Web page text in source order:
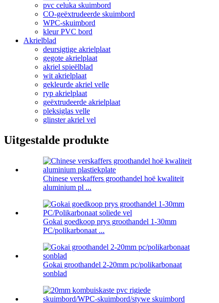
pvc celuka skuimbord
CO-geëxtrudeerde skuimbord
WPC-skuimbord
kleur PVC bord
Akrielblad
deursigtige akrielplaat
gegote akrielplaat
akriel spieëlblad
wit akrielplaat
gekleurde akriel velle
ryp akrielplaat
geëxtrudeerde akrielplaat
pleksiglas velle
glinster akriel vel
Uitgestalde produkte
Chinese verskaffers groothandel hoë kwaliteit
aluminium pl ...
Gokai goedkoop prys groothandel 1-30mm
PC/polikarbonaat ...
Gokai groothandel 2-20mm pc/polikarbonaat
sonblad